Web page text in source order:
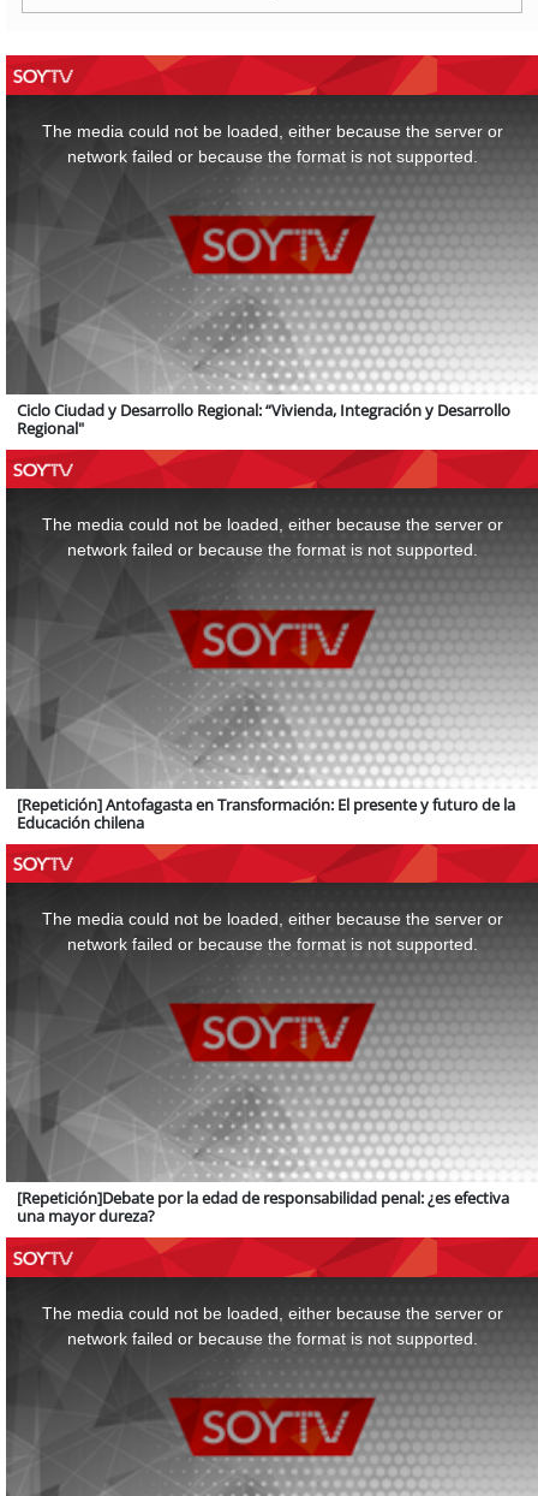
The media could not be loaded, either because the server or
network failed or because the format is not supported.
Ciclo Ciudad y Desarrollo Regional: “Vivienda, Integración y Desarrollo
Regional"
The media could not be loaded, either because the server or
network failed or because the format is not supported.
[Repetición] Antofagasta en Transformación: El presente y futuro de la
Educación chilena
The media could not be loaded, either because the server or
network failed or because the format is not supported.
[Repetición]Debate por la edad de responsabilidad penal: ¿es efectiva
una mayor dureza?
The media could not be loaded, either because the server or
network failed or because the format is not supported.